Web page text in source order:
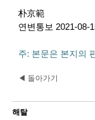
朴京範
연변통보 2021-08-
주: 본문은 본지의
◀ 돌아가기
해탈